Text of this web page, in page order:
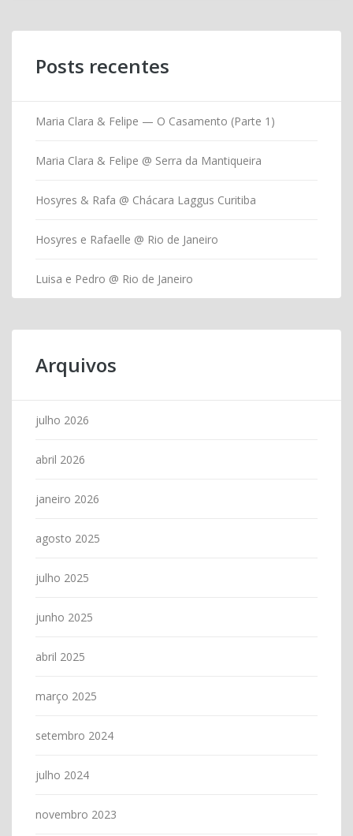
Posts recentes
Maria Clara & Felipe — O Casamento (Parte 1)
Maria Clara & Felipe @ Serra da Mantiqueira
Hosyres & Rafa @ Chácara Laggus Curitiba
Hosyres e Rafaelle @ Rio de Janeiro
Luisa e Pedro @ Rio de Janeiro
Arquivos
julho 2026
abril 2026
janeiro 2026
agosto 2025
julho 2025
junho 2025
abril 2025
março 2025
setembro 2024
julho 2024
novembro 2023